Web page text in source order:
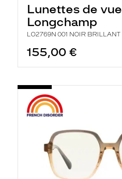
Lunettes de vue
Longchamp
LO2769N 001 NOIR BRILLANT
155,00 €